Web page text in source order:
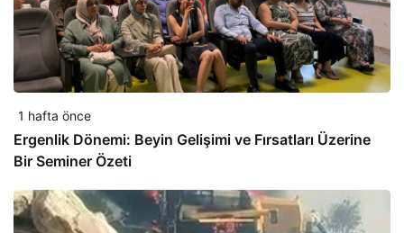
1 hafta önce
Ergenlik Dönemi: Beyin Gelişimi ve Fırsatları Üzerine
Bir Seminer Özeti